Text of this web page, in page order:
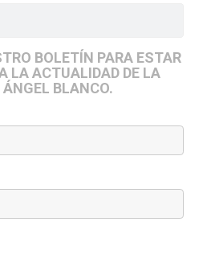
BOLETÍN PARA ESTAR
LA ACTUALIDAD DE LA
BLANCO.